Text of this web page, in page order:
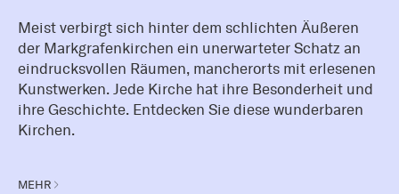
Meist verbirgt sich hinter dem schlichten Äußeren
der Markgrafenkirchen ein unerwarteter Schatz an
eindrucksvollen Räumen, mancherorts mit erlesenen
Kunstwerken. Jede Kirche hat ihre Besonderheit und
ihre Geschichte. Entdecken Sie diese wunderbaren
Kirchen.
MEHR